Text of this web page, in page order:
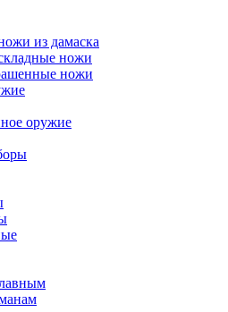
из дамаска
ножи
ножи
оружие